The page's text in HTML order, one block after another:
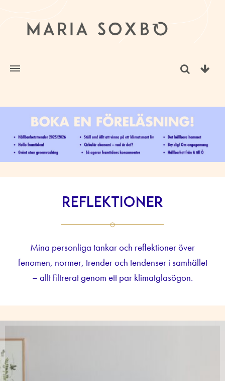
Reflektioner
Mina personliga tankar och reflektioner över
fenomen, normer, trender och tendenser i samhället
– allt filtrerat genom ett par klimatglasögon.